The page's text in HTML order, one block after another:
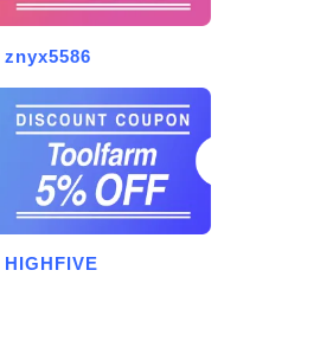
znyx5586
HIGHFIVE